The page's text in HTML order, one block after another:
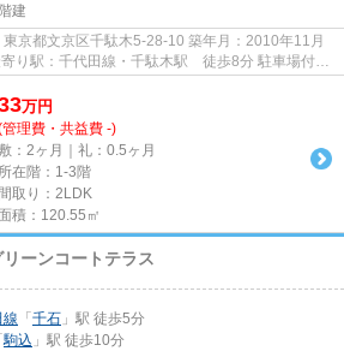
建
東京都文京区千駄木5-28-10 築年月：2010年11月
り駅：千代田線・千駄木駅 徒歩8分 駐車場付き
万円
管理費・共益費 -)
敷：2ヶ月｜礼：0.5ヶ月
所在階：1-3階
間取り：2LDK
積：120.55㎡
ーンコートテラス
線 「 千石 」駅 徒歩5分
駒込 」駅 徒歩10分